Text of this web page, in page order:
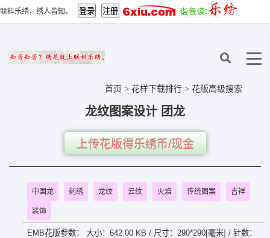
联科乐绣，绣人皆知。
首页 > 花样下载排行 > 花版高级搜索
龙纹图案设计 团龙
上传花版得乐绣币/现金
中国龙 刺绣 龙纹 云纹 火焰 传统图案 吉祥
装饰
EMB花版参数： 大小：642.00 KB / 尺寸：290*290[毫米] / 针数：